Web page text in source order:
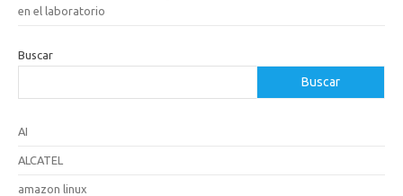
en el laboratorio
Buscar
Buscar
AI
ALCATEL
amazon linux